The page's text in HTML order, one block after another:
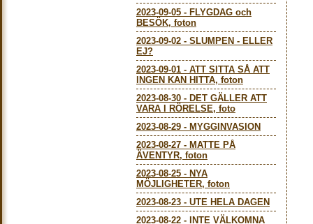
2023-09-05 - FLYGDAG och
BESÖK, foton
2023-09-02 - SLUMPEN - ELLER
EJ?
2023-09-01 - ATT SITTA SÅ ATT
INGEN KAN HITTA, foton
2023-08-30 - DET GÄLLER ATT
VARA I RÖRELSE, foto
2023-08-29 - MYGGINVASION
2023-08-27 - MATTE PÅ
ÄVENTYR, foton
2023-08-25 - NYA
MÖJLIGHETER, foton
2023-08-23 - UTE HELA DAGEN
2023-08-22 -
INTE VÄLKOMNA